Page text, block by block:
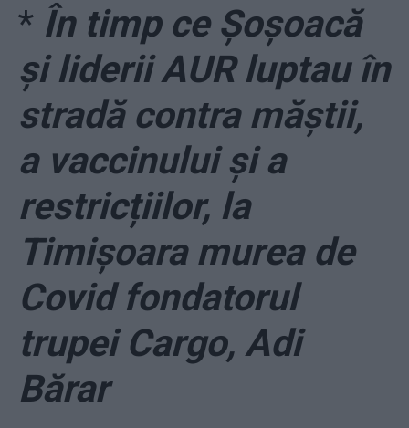
* În timp ce Șoșoacă
și liderii AUR luptau în
stradă contra măștii,
a vaccinului și a
restricțiilor, la
Timișoara murea de
Covid fondatorul
trupei Cargo, Adi
Bărar